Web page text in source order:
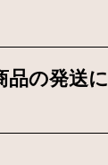
品の発送